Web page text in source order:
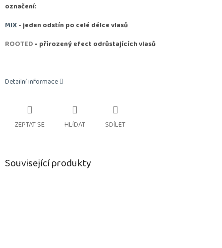
označení:
MIX- jeden odstín po celé délce vlasů
ROOTED - přirozený efect odrůstajících vlasů
Detailní informace
ZEPTAT SE HLÍDAT SDÍLET
Související produkty